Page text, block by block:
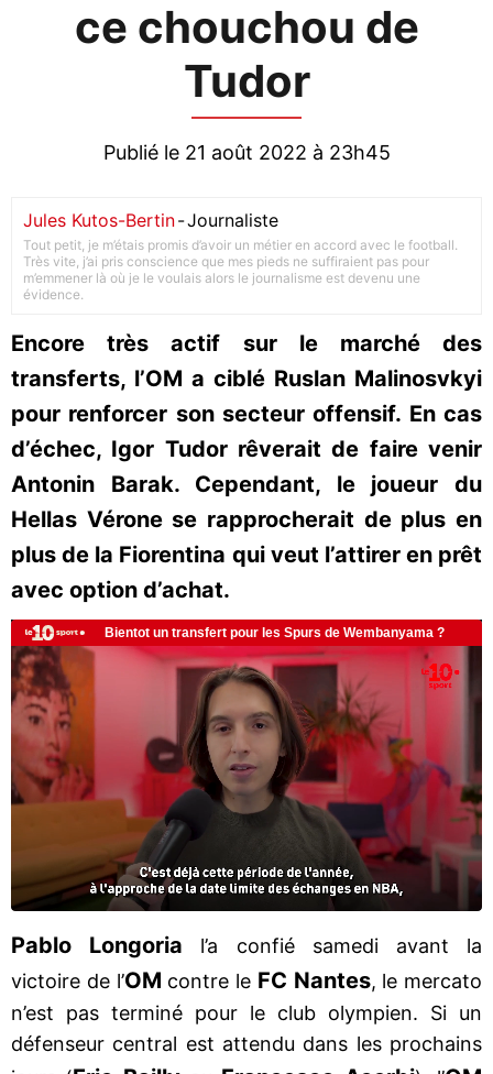
ce chouchou de
Tudor
Publié le 21 août 2022 à 23h45
Jules Kutos-Bertin-Journaliste
Tout petit, je m’étais promis d’avoir un métier en accord avec le football.
Très vite, j’ai pris conscience que mes pieds ne suffiraient pas pour
m’emmener là où je le voulais alors le journalisme est devenu une
évidence.
Encore très actif sur le marché des
transferts, l’OM a ciblé Ruslan Malinosvkyi
pour renforcer son secteur offensif. En cas
d’échec, Igor Tudor rêverait de faire venir
Antonin Barak. Cependant, le joueur du
Hellas Vérone se rapprocherait de plus en
plus de la Fiorentina qui veut l’attirer en prêt
avec option d’achat.
Pablo Longoria l’a confié samedi avant la
victoire de l’OM contre le FC Nantes, le mercato
n’est pas terminé pour le club olympien. Si un
défenseur central est attendu dans les prochains